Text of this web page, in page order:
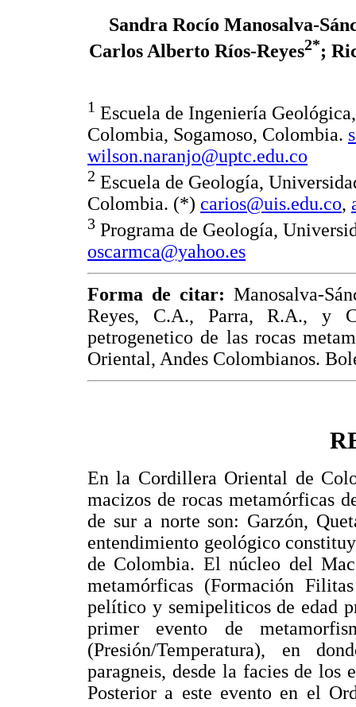
Sandra Rocío Manosalva-
Carlos Alberto Ríos-Reyes2*;
1 Escuela de Ingeniería
Colombia, Sogamoso, Colombia.
wilson.naranjo@uptc.edu.co
2 Escuela de Geología,
Colombia. (*) carios@uis.edu.co,
3 Programa de Geología,
oscarmca@yahoo.es
Forma de citar: Manosalva-
Reyes, C.A., Parra, R.A., y
petrogenetico de las rocas
Oriental, Andes Colombianos.
En la Cordillera Oriental de
macizos de rocas metamórficas
de sur a norte son: Garzón,
entendimiento geológico
de Colombia. El núcleo del
metamórficas (Formación
pelítico y semipeliticos de edad
primer evento de
(Presión/Temperatura), en
paragneis, desde la facies de los
Posterior a este evento en el